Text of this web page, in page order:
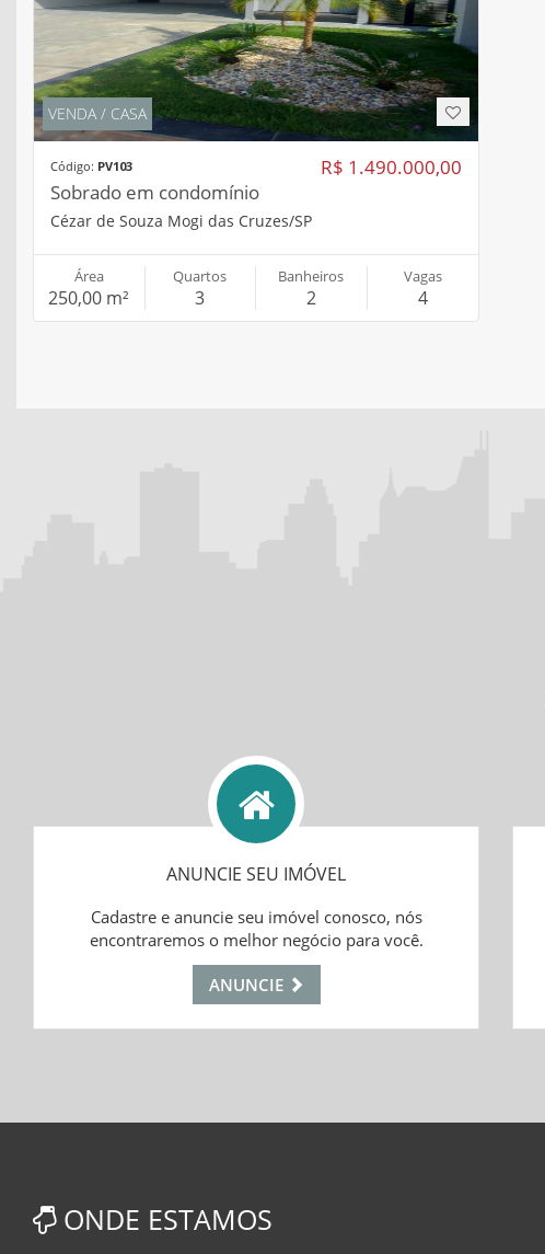
VENDA / CASA
R$ 1.490.000,00
Código: PV103
Sobrado em condomínio
Cézar de Souza Mogi das Cruzes/SP
Área
250,00 m²
Quartos
3
Banheiros
2
Vagas
4
ANUNCIE SEU IMÓVEL
Cadastre e anuncie seu imóvel conosco, nós
encontraremos o melhor negócio para você.
ANUNCIE
ONDE ESTAMOS